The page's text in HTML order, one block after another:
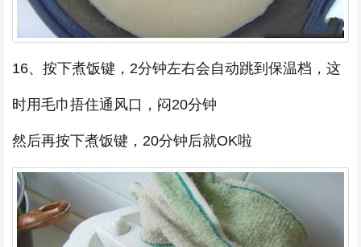
16、按下煮饭键，2分钟左右会自动跳到保温档，这
时用毛巾捂住通风口，闷20分钟
然后再按下煮饭键，20分钟后就OK啦